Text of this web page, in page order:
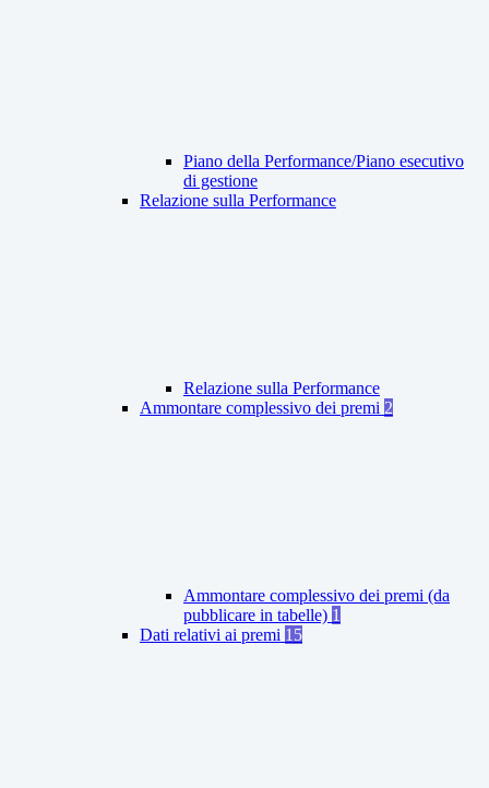
Piano della Performance/Piano esecutivo
di gestione
Relazione sulla Performance
Relazione sulla Performance
Ammontare complessivo dei premi 2
Ammontare complessivo dei premi (da
pubblicare in tabelle) 1
Dati relativi ai premi 15